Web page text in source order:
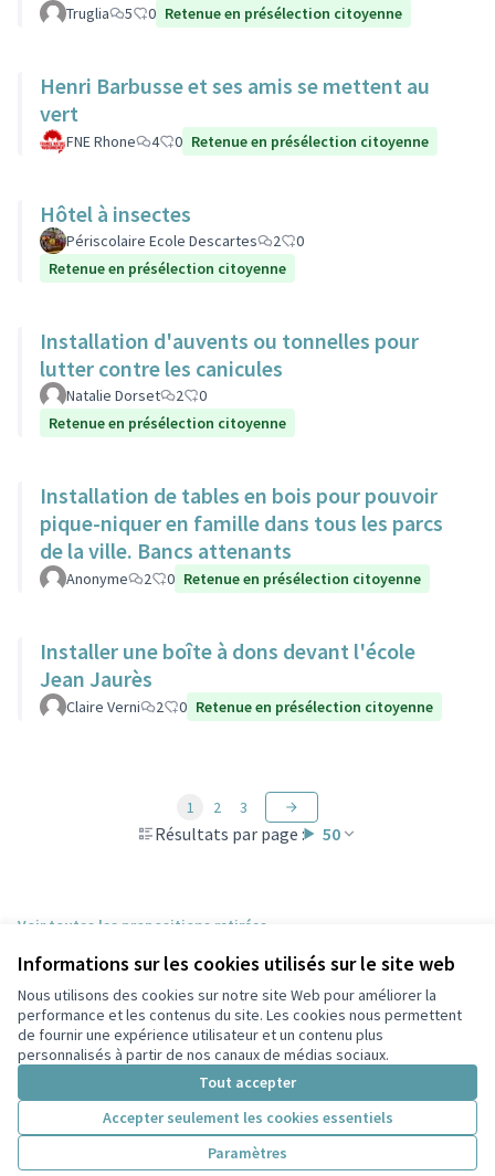
Informations sur les cookies utilisés sur le site web
Nous utilisons des cookies sur notre site Web pour améliorer la
performance et les contenus du site. Les cookies nous permettent
de fournir une expérience utilisateur et un contenu plus
personnalisés à partir de nos canaux de médias sociaux.
Tout accepter
Accepter seulement les cookies essentiels
Paramètres
Truglia 5 0 Retenue en présélection citoyenne
Henri Barbusse et ses amis se mettent au
vert
FNE Rhone 4 0 Retenue en présélection citoyenne
Hôtel à insectes
Périscolaire Ecole Descartes 2
0
Retenue en présélection citoyenne
Installation d'auvents ou tonnelles pour
lutter contre les canicules
Natalie Dorset 2
0
Retenue en présélection citoyenne
Installation de tables en bois pour pouvoir
pique-niquer en famille dans tous les parcs
de la ville. Bancs attenants
Anonyme 2 0 Retenue en présélection citoyenne
Installer une boîte à dons devant l'école
Jean Jaurès
Claire Verni 2 0 Retenue en présélection citoyenne
Résultats par page : 50
1 2 3
Voir toutes les propositions retirées
Conditions d'utilisation
Paramètres des cookies
Participez Villeurbanne sur X
(Lien externe)
Participez Villeurbanne sur Facebook
Participez Villeurbanne sur Instagram
Participez Villeurbanne sur YouTube
(Lien externe)
Site réalisé grâce aulogiciel libre Decidim .
Licence
(Lien